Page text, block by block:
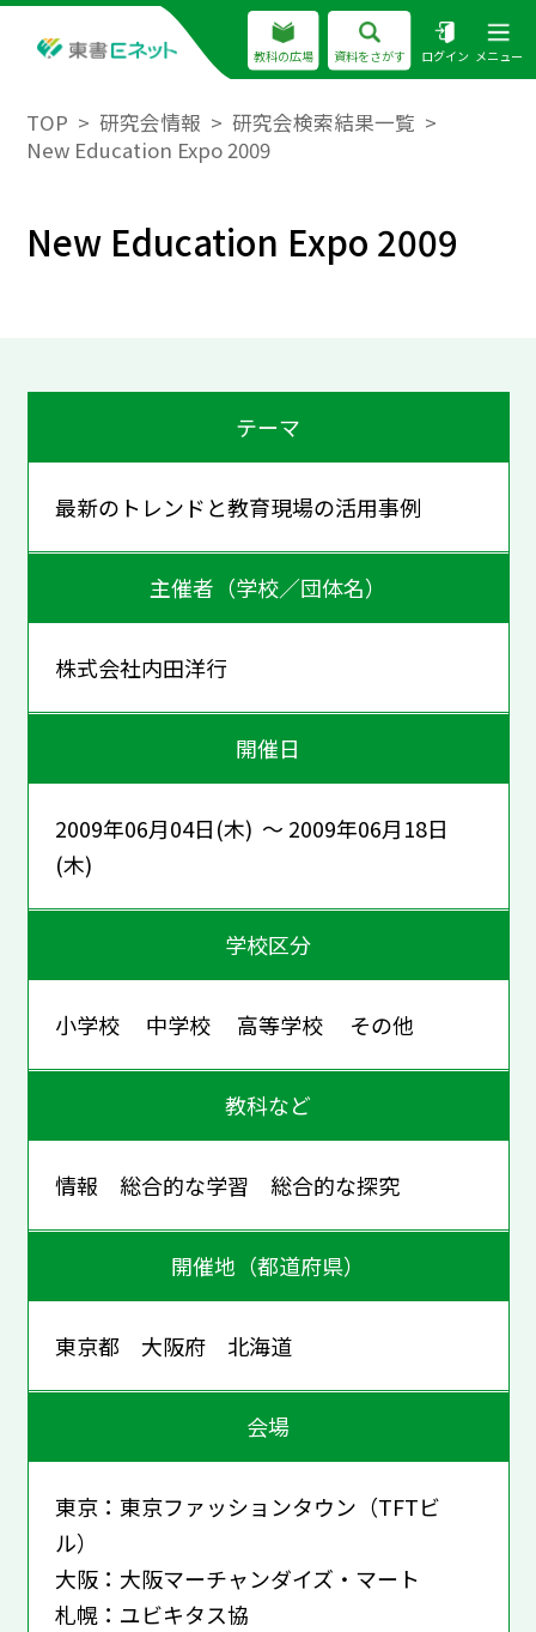
教科の広場 資料をさがす ログイン メニュー
TOP 研究会情報
研究会検索結果一覧
New Education Expo 2009
New Education Expo 2009
テーマ
最新のトレンドと教育現場の活用事例
主催者（学校／団体名）
株式会社内田洋行
開催日
2009年06月04日(木) ～ 2009年06月18日
(木)
学校区分
小学校 中学校 高等学校 その他
教科など
情報 総合的な学習 総合的な探究
開催地（都道府県）
東京都 大阪府 北海道
会場
東京：東京ファッションタウン（TFTビ
ル）
大阪：大阪マーチャンダイズ・マート
札幌：ユビキタス協